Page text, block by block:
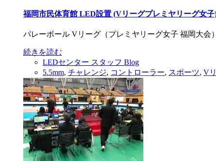
福岡市民体育館 LED設置 (Vリーグプレミヤリーグ女子
バレーボール Vリーグ（プレミヤリーグ女子 福岡大会
続きを読む
LEDセンター スタッフ Blog
5.5mm, チャレンジ, コントローラー, スポーツ, V